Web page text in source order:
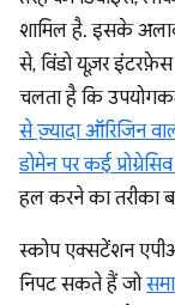
शामिल है. इसके
से, विंडो यूज़र
चलता है कि
से ज़्यादा ऑरिजिन
डोमेन पर कई
हल करने का तरीका
स्कोप एक्सटेंशन
निपट सकते हैं जो